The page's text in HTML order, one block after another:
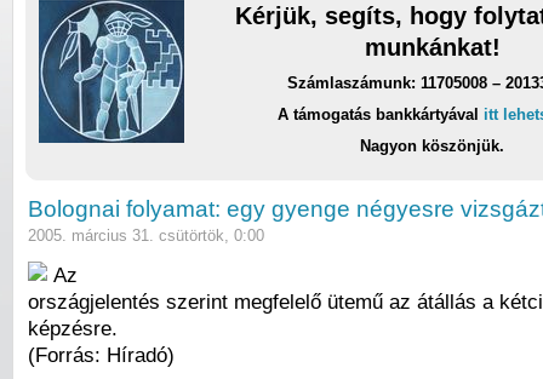
Kérjük, segíts, hogy
munkánkat!
Számlaszámunk: 11705008 –
A támogatás bankkártyával itt
Nagyon köszönjük.
Bolognai folyamat: egy gyenge négyesre
2005. március 31. csütörtök, 0:00
Az
országjelentés szerint megfelelő ütemű az átállás a
képzésre.
(Forrás: Híradó)